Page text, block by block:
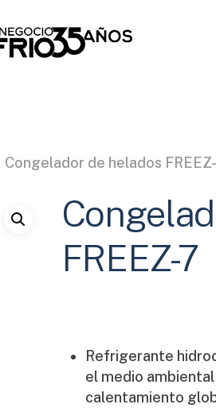
Cart
Congelador de helados
FREEZ-7
Refrigerante
el medio
calentamiento